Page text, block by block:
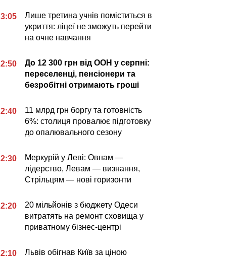
Лише третина учнів поміститься в
укриття: ліцеї не зможуть перейти
на очне навчання
До 12 300 грн від ООН у серпні:
переселенці, пенсіонери та
безробітні отримають гроші
11 млрд грн боргу та готовність
6%: столиця провалює підготовку
до опалювального сезону
Меркурій у Леві: Овнам —
лідерство, Левам — визнання,
Стрільцям — нові горизонти
20 мільйонів з бюджету Одеси
витратять на ремонт сховища у
приватному бізнес-центрі
Львів обігнав Київ за ціною